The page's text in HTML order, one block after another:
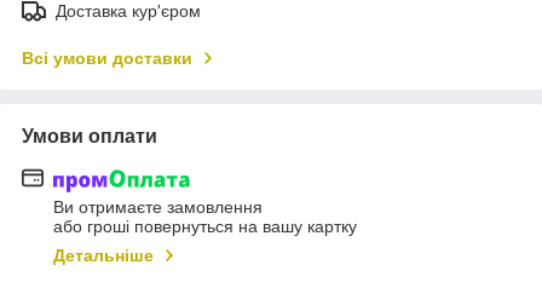
Доставка кур'єром
Всі умови доставки
Умови оплати
Ви отримаєте замовлення
або гроші повернуться на вашу картку
Детальніше